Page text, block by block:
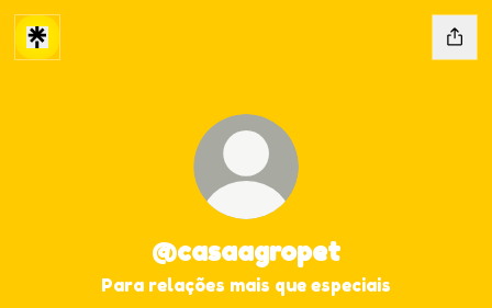
@casaagropet
Para relações mais que especiais